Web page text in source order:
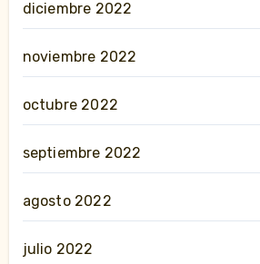
diciembre 2022
noviembre 2022
octubre 2022
septiembre 2022
agosto 2022
julio 2022